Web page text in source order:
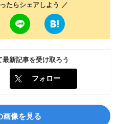
たらシェアしよう ／
新記事を受け取ろう
フォロー
画像を見る